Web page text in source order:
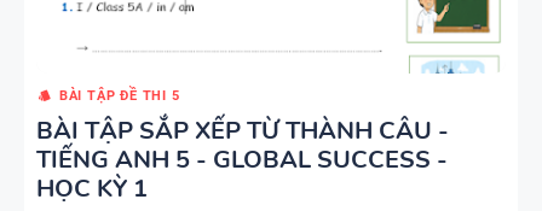
BÀI TẬP ĐỀ THI 5
BÀI TẬP SẮP XẾP TỪ THÀNH CÂU -
TIẾNG ANH 5 - GLOBAL SUCCESS -
HỌC KỲ 1